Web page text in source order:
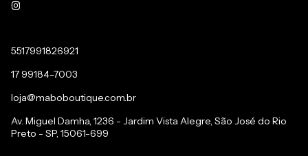
5517991826921
17 99184-7003
loja@maboboutique.com.br
Av. Miguel Damha, 1236 - Jardim Vista Alegre, São José do Rio
Preto - SP, 15061-699